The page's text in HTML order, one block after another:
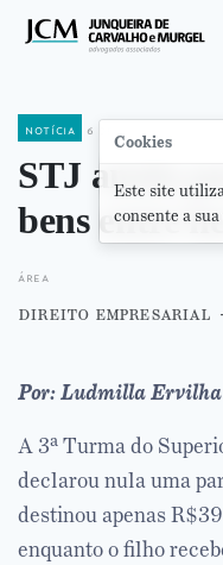
notícia 6 de fevereiro de
STJ anula
bens entre
área
direito empresarial
Por: Ludmilla
A 3ª Turma do
declarou nula uma
destinou apenas
enquanto o filho
Cookies
Este site
consente a